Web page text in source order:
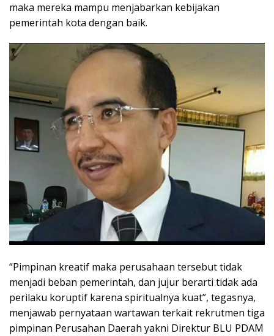
maka mereka mampu menjabarkan kebijakan
pemerintah kota dengan baik.
“Pimpinan kreatif maka perusahaan tersebut tidak
menjadi beban pemerintah, dan jujur berarti tidak ada
perilaku koruptif karena spiritualnya kuat”, tegasnya,
menjawab pernyataan wartawan terkait rekrutmen tiga
pimpinan Perusahan Daerah yakni Direktur BLU PDAM